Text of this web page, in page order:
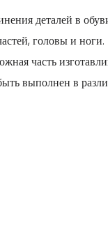
деталей в
головы и ноги.
часть
выполнен в